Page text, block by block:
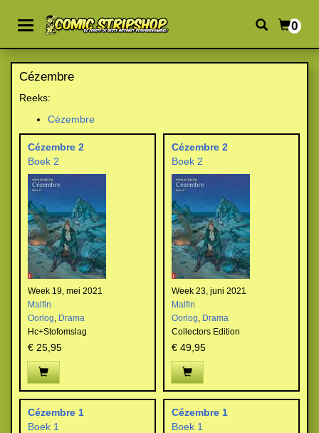
0
Cézembre
Reeks:
Cézembre
Cézembre 2
Boek 2
Week 19, mei 2021
Malfin
Oorlog, Drama
Hc+Stofomslag
€ 25,95
Cézembre 2
Boek 2
Week 23, juni 2021
Malfin
Oorlog, Drama
Collectors Edition
€ 49,95
Cézembre 1
Boek 1
Cézembre 1
Boek 1